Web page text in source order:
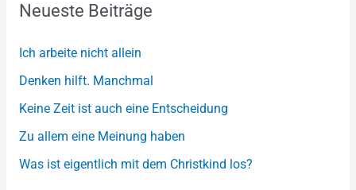
c
f
o
r
:
Neueste Beiträge
Ich arbeite nicht allein
Denken hilft. Manchmal
Keine Zeit ist auch eine Entscheidung
Zu allem eine Meinung haben
Was ist eigentlich mit dem Christkind los?